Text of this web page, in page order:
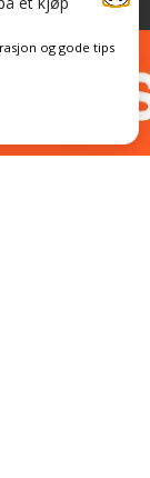
og gode tips